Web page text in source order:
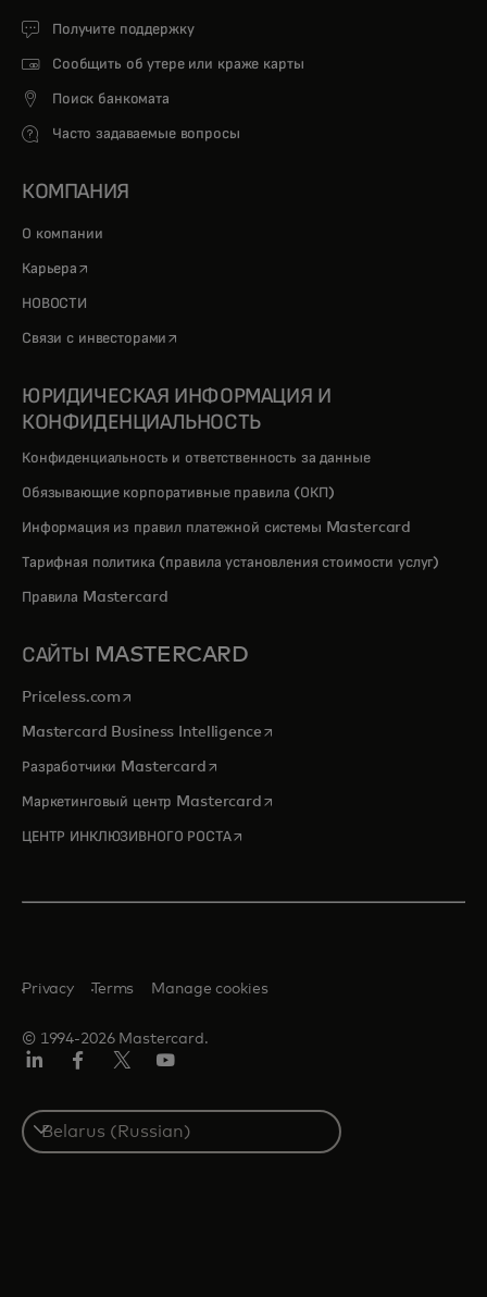
Получите поддержку
Сообщить об утере или краже карты
Поиск банкомата
Часто задаваемые вопросы
КОМПАНИЯ
О компании
Карьера opens in a new tab
НОВОСТИ
Связи с инвесторами opens in a new tab
ЮРИДИЧЕСКАЯ ИНФОРМАЦИЯ И
КОНФИДЕНЦИАЛЬНОСТЬ
Конфиденциальность и ответственность за данные
Обязывающие корпоративные правила (ОКП)
Информация из правил платежной системы Mastercard
Тарифная политика (правила установления стоимости услуг)
Правила Mastercard
САЙТЫ MASTERCARD
Priceless.com opens in a new tab
Mastercard Business Intelligenceopens in a new tab
Разработчики Mastercardopens in a new tab
Маркетинговый центр Mastercardopens in a new tab
ЦЕНТР ИНКЛЮЗИВНОГО РОСТАopens in a new tab
© 1994-2026 Mastercard.
Privacy Terms Manage cookies
Select
a
country
Twitter)